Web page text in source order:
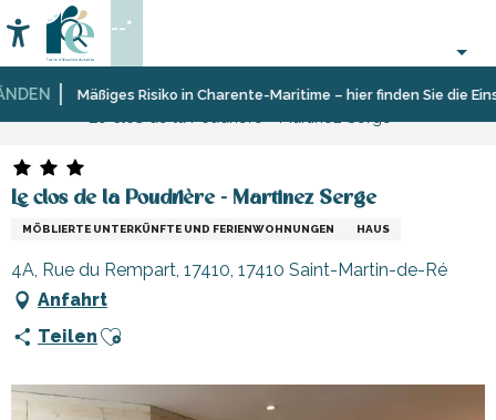
au
contenu
principalMäßiges Risiko in Charente-Maritime – hier finden Sie die
Accessibilité
Suche
--°
Startseite AufenthaltUnterkünfteFerienunterkünfte
Le clos de la Poudrière - Martinez Serge
MÖBLIERTE UNTERKÜNFTE UND FERIENWOHNUNGEN HAUS
4A, Rue du Rempart, 17410, 17410 Saint-Martin-de-Ré
Anfahrt
Teilen Ajouter aux favoris